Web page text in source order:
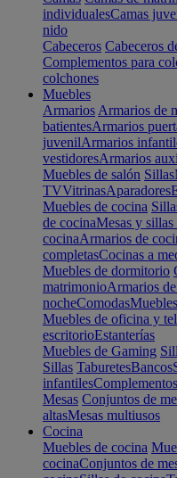
individualesCamas
nido
Cabeceros Cabeceros
Complementos para
colchones
Muebles
Armarios Armarios de
batientesArmarios
juvenilArmarios
vestidoresArmarios
Muebles de salón Sillas
TVVitrinasAparadores
Muebles de cocina
de cocinaMesas y sillas
cocinaArmarios de
completasCocinas a
Muebles de dormitorio
matrimonioArmarios
nocheComodas
Muebles de oficina y
escritorioEstanterías
Muebles de Gaming
Sillas TaburetesBancos
infantiles
Mesas Conjuntos de
altasMesas multiusos
Cocina
Muebles de cocina
cocinaConjuntos de